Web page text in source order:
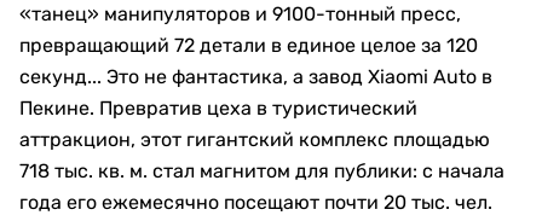
«танец» манипуляторов и 9100-тонный пресс,
превращающий 72 детали в единое целое за 120
секунд... Это не фантастика, а завод Xiaomi Auto в
Пекине. Превратив цеха в туристический
аттракцион, этот гигантский комплекс площадью
718 тыс. кв. м. стал магнитом для публики: с начала
года его ежемесячно посещают почти 20 тыс. чел.